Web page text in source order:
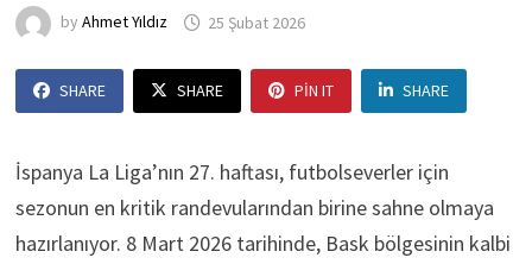
by Ahmet Yıldız 25 Şubat 2026
SHARE SHARE PIN IT SHARE
İspanya La Liga’nın 27. haftası, futbolseverler için
sezonun en kritik randevularından birine sahne olmaya
hazırlanıyor. 8 Mart 2026 tarihinde, Bask bölgesinin kalbi